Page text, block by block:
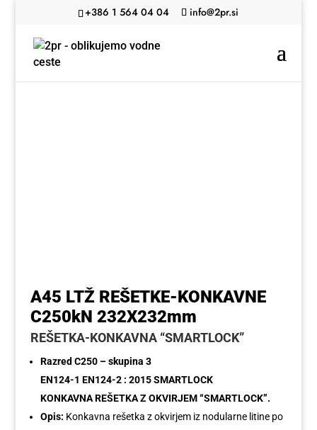
+386 1 564 04 04 info@2pr.si
A45 LTŽ REŠETKE-KONKAVNE
C250kN 232X232mm
REŠETKA-KONKAVNA “SMARTLOCK”
Razred C250 – skupina 3
EN124-1 EN124-2 : 2015 SMARTLOCK
KONKAVNA REŠETKA Z OKVIRJEM “SMARTLOCK”.
Opis: Konkavna rešetka z okvirjem iz nodularne litine po